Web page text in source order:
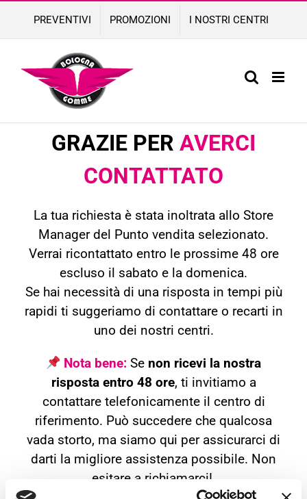
content
PREVENTIVI PROMOZIONI I NOSTRI CENTRI
GRAZIE PER AVERCI
CONTATTATO
La tua richiesta è stata inoltrata allo Store
Manager del Punto vendita selezionato.
Verrai ricontattato entro le prossime 48 ore
escluso il sabato e la domenica.
Se hai necessità di una risposta in tempi più
rapidi ti suggeriamo di contattare o recarti in
uno dei nostri centri.
Nota bene:Se non ricevi la nostra
risposta entro 48 ore, ti invitiamo a
contattare telefonicamente il centro di
riferimento. Può succedere che qualcosa
vada storto, ma siamo qui per assicurarci di
darti la migliore assistenza possibile. Non
esitare a richiamarci!